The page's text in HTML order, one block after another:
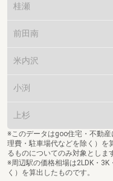
桂瀬
前田南
米内沢
小渕
上杉
※このデータはgoo住宅・不動
理費・駐車場代などを除く）を
るものについてのみ対象としま
※周辺駅の価格相場は2LDK・
く）を算出したものです。